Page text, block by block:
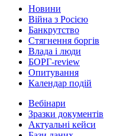
Новини
Війна з Росією
Банкрутство
Стягнення боргiв
Влада i люди
БОРГ-review
Опитування
Календар подій
Вебінари
Зразки документів
Актуальні кейси